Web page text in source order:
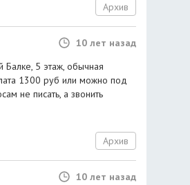
Архив
10 лет назад
Балке, 5 этаж, обычная
1300 руб или можно под
не писать, а звонить
Архив
10 лет назад